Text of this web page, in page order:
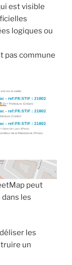
est visible
logiques ou
pas commune
peut
les
les
un